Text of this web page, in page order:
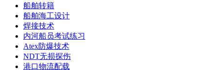
船舶转籍
船舶海工设计
焊接技术
内河船员考试练习
Atex防爆技术
NDT无损探伤
港口物流配载